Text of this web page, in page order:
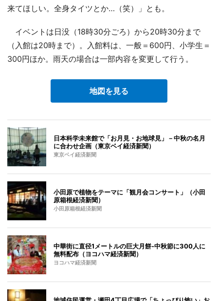
来てほしい。全身タイツとか…（笑）」とも。
イベントは日没（18時30分ごろ）から20時30分まで
（入館は20時まで）。入館料は、一般＝600円、小学生＝
300円ほか。雨天の場合は一部内容を変更して行う。
地図を見る
日本科学未来館で「お月見・お地球見」－中秋の名月
に合わせ企画（東京ベイ経済新聞）
東京ベイ経済新聞
小田原で植物をテーマに「観月会コンサート」（小田
原箱根経済新聞）
小田原箱根経済新聞
中華街に直径1メートルの巨大月餅-中秋節に300人に
無料配布（ヨコハマ経済新聞）
ヨコハマ経済新聞